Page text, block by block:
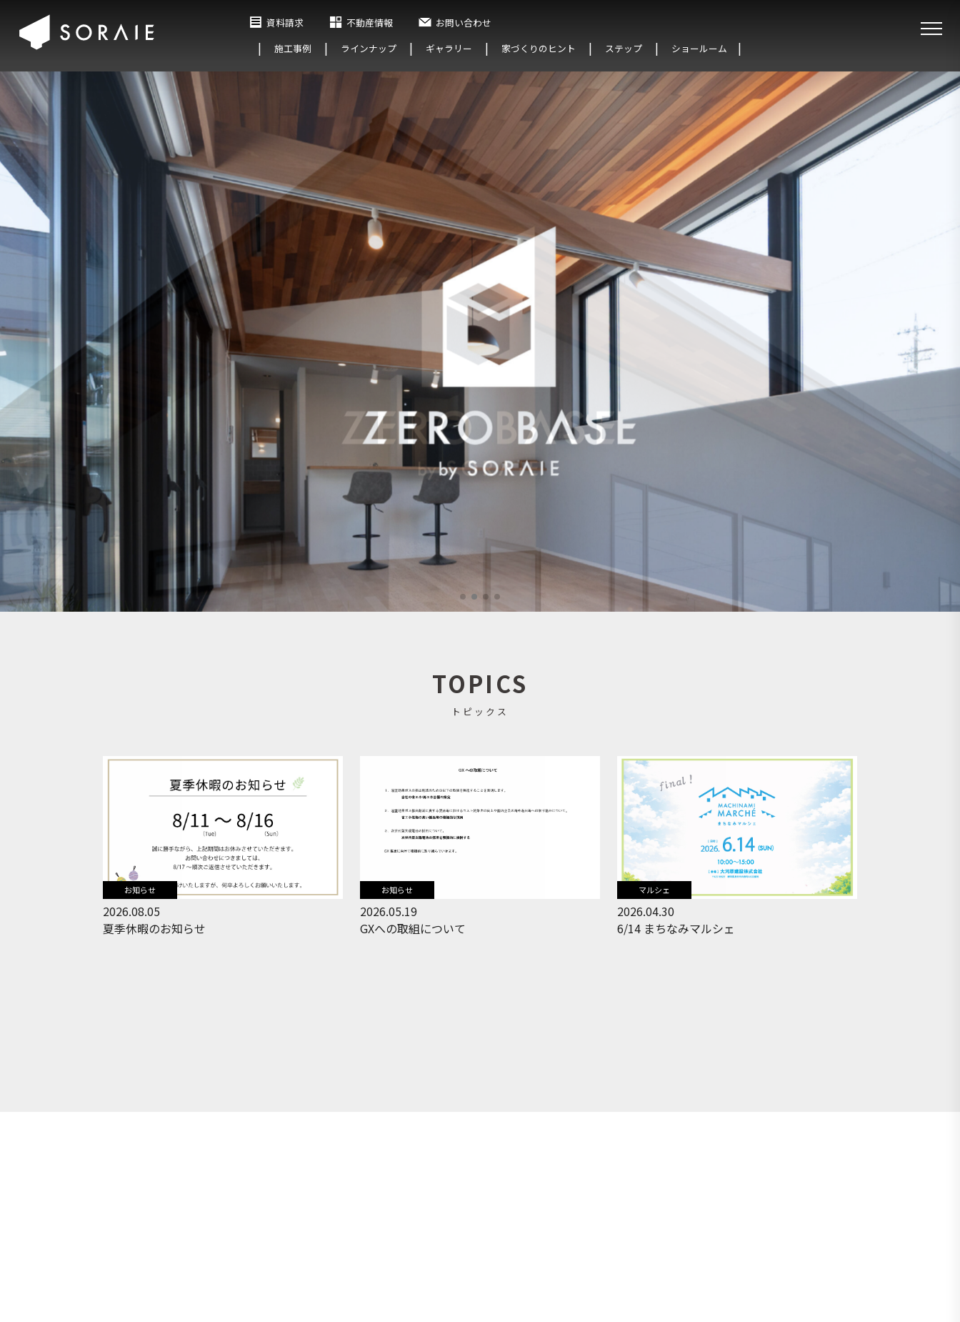
資料請求 不動産情報
お問い合わせ
施工事例
ラインナップ ギャラリー 家づくりのヒント ステップ ショールーム
TOPICS
トピックス
お知らせ
2026.08.05
夏季休暇のお知らせ
お知らせ
2026.05.19
GXへの取組について
マルシェ
2026.04.30
6/14 まちなみマルシェ